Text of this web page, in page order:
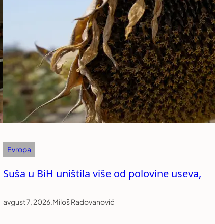
Evropa
Suša u BiH uništila više od polovine useva,
avgust 7, 2026.Miloš Radovanović